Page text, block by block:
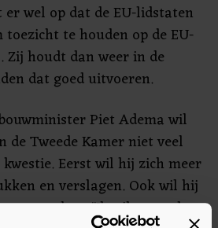
er wel op dat de EU-lidstaten
toezicht te houden op de EU-
Zij houdt dan weer in de
dat goed uitvoeren.
Piet Adema wil
de Tweede Kamer niet veel
Eerst wil hij zich meer
en verslagen. Ook wil hij
spreken. "Ik wil weten hoe